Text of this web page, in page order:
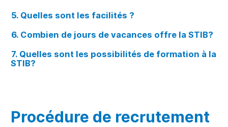
5. Quelles sont les facilités ?
6. Combien de jours de vacances offre la STIB?
7. Quelles sont les possibilités de formation à la
STIB?
Procédure de recrutement